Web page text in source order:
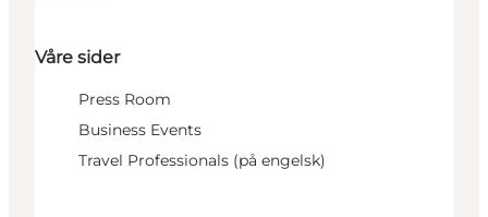
Våre sider
Press Room
Business Events
Travel Professionals (på engelsk)